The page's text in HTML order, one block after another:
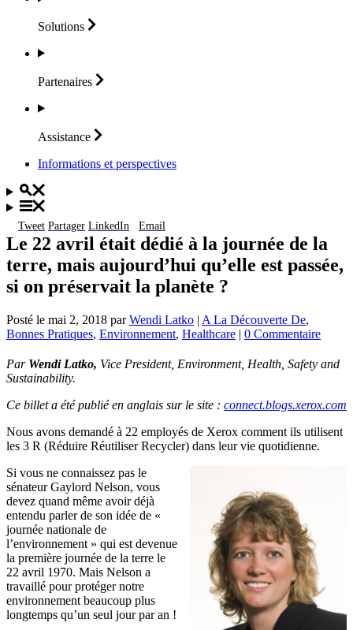
Solutions
Partenaires
Assistance
Informations et perspectives
Tweet Partager LinkedIn Email
Le 22 avril était dédié à la journée de la
terre, mais aujourd’hui qu’elle est passée,
si on préservait la planète ?
Posté le mai 2, 2018 parWendi Latko | A La Découverte De,
Bonnes Pratiques, Environnement, Healthcare | 0 Commentaire
Par Wendi Latko, Vice President, Environment, Health, Safety and
Sustainability.
Ce billet a été publié en anglais sur le site : connect.blogs.xerox.com
Nous avons demandé à 22 employés de Xerox comment ils utilisent
les 3 R (Réduire Réutiliser Recycler) dans leur vie quotidienne.
Si vous ne connaissez pas le
sénateur Gaylord Nelson, vous
devez quand même avoir déjà
entendu parler de son idée de «
journée nationale de
l’environnement » qui est devenue
la première journée de la terre le
22 avril 1970. Mais Nelson a
travaillé pour protéger notre
environnement beaucoup plus
longtemps qu’un seul jour par an !